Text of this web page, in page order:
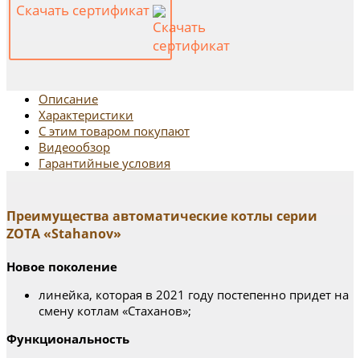
Скачать сертификат
Описание
Характеристики
С этим товаром покупают
Видеообзор
Гарантийные условия
Преимущества автоматические котлы серии
ZOTA «Stahanov»
Новое поколение
линейка, которая в 2021 году постепенно придет на
смену котлам «Стаханов»;
Функциональность